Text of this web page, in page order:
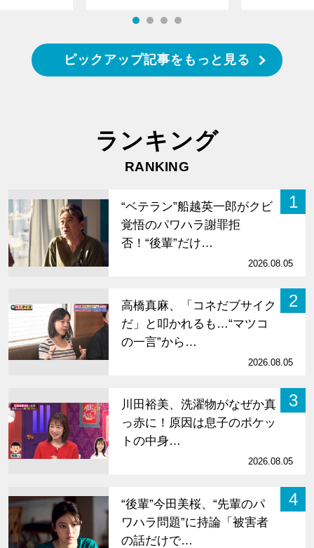
ピックアップ記事をもっと見る
ランキング
RANKING
1
“ベテラン”船越英一郎がクビ
覚悟のパワハラ謝罪拒
否！“後輩”だけ…
2026.08.05
2
高橋真麻、「コネだブサイク
だ」と叩かれるも…“マツコ
の一言”から…
2026.08.05
3
川田裕美、洗濯物がなぜか真
っ赤に！原因は息子のポケッ
トの中身…
2026.08.05
4
“後輩”今田美桜、“先輩のパ
ワハラ問題”に持論「被害者
の話だけで…